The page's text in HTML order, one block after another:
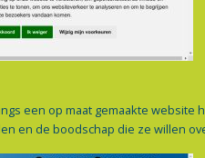
een op maat gemaakte
en de boodschap die ze willen